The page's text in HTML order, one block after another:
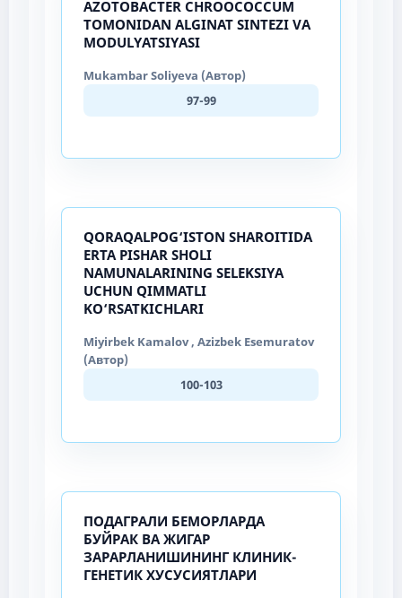
AZOTOBACTER CHROOCOCCUM
TOMONIDAN ALGINAT SINTEZI VA
MODULYATSIYASI
Mukambar Soliyeva (Автор)
97-99
QORAQALPOG‘ISTON SHAROITIDA
ERTA PISHAR SHOLI
NAMUNALARINING SELEKSIYA
UCHUN QIMMATLI
KO‘RSATKICHLARI
Miyirbek Kamalov , Azizbek Esemuratov
(Автор)
100-103
ПОДАГРАЛИ БЕМОРЛАРДА
БУЙРАК ВА ЖИГАР
ЗАРАРЛАНИШИНИНГ КЛИНИК-
ГЕНЕТИК ХУСУСИЯТЛАРИ